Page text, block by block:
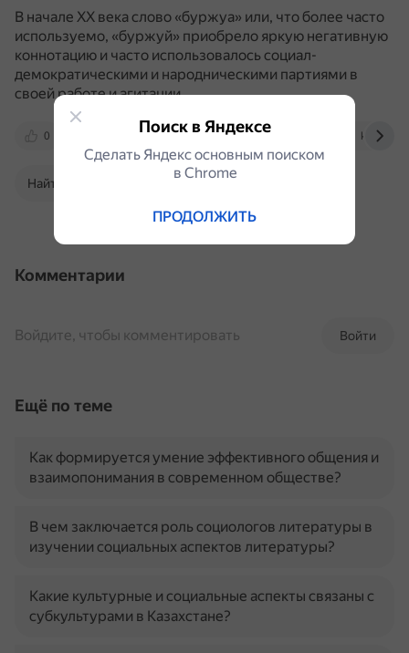
В начале XX века слово «буржуа» или, что более часто
используемо, «буржуй» приобрело яркую негативную
коннотацию и часто использовалось социал-
демократическими и народническими партиями в
своей работе и агитации.
0 ru.wikipedia.org gramota.ru
Найти в Поиске
Комментарии
Войти
Войдите, чтобы комментировать
Ещё по теме
Как формируется умение эффективного общения и
взаимопонимания в современном обществе?
В чем заключается роль социологов литературы в
изучении социальных аспектов литературы?
Какие культурные и социальные аспекты связаны с
субкультурами в Казахстане?
Поиск в Яндексе
Сделать Яндекс основным поиском
в Сhrome
ПРОДОЛЖИТЬ